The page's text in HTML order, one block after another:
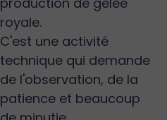
royale.
C'est une activité
technique qui demande
de l'observation, de la
patience et beaucoup